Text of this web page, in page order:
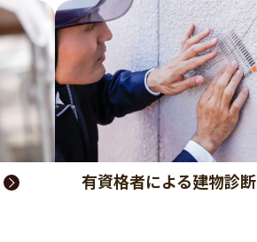
有資格者による建物診断